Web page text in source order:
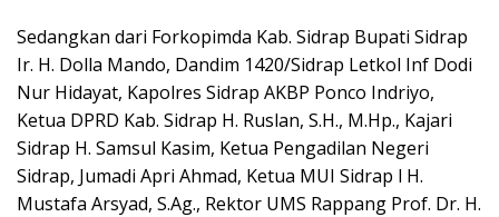
Sedangkan dari Forkopimda Kab. Sidrap Bupati Sidrap
Ir. H. Dolla Mando, Dandim 1420/Sidrap Letkol Inf Dodi
Nur Hidayat, Kapolres Sidrap AKBP Ponco Indriyo,
Ketua DPRD Kab. Sidrap H. Ruslan, S.H., M.Hp., Kajari
Sidrap H. Samsul Kasim, Ketua Pengadilan Negeri
Sidrap, Jumadi Apri Ahmad, Ketua MUI Sidrap l H.
Mustafa Arsyad, S.Ag., Rektor UMS Rappang Prof. Dr. H.